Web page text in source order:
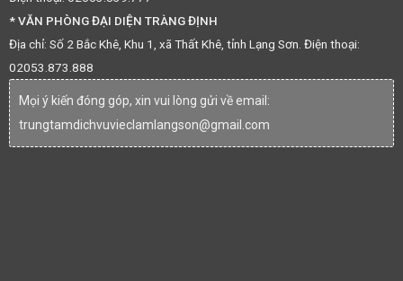
* VĂN PHÒNG ĐẠI DIỆN TRÀNG ĐỊNH
Địa chỉ: Số 2 Bắc Khê, Khu 1, xã Thất Khê, tỉnh Lạng Sơn. Điện thoại:
02053.873.888
Mọi ý kiến đóng góp, xin vui lòng gửi về email:
trungtamdichvuvieclamlangson@gmail.com